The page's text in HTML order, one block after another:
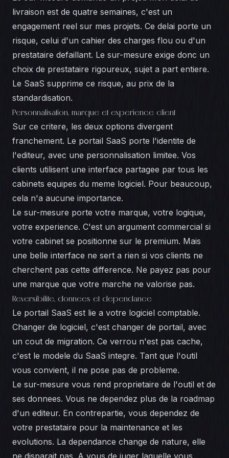
livraison est de quatre semaines, c'est un
engagement reel sur mes projets. Ce delai porte un
risque, celui d'un cahier des charges flou ou d'un
prestataire defaillant. Le sur-mesure exige donc un
choix de prestataire rigoureux, sujet a part entiere.
Le SaaS supprime ce risque, au prix de la
standardisation.
Personnalisation, marque et experience client
Sur ce critere, les deux options divergent
franchement. Le portail SaaS porte l'identite de
l'editeur, avec une personnalisation limitee. Vos
clients utilisent une interface partagee par tous les
cabinets equipes du meme logiciel. Pour beaucoup,
cela n'a aucune importance.
Le sur-mesure porte votre marque, votre logique,
votre experience. C'est un argument commercial si
votre cabinet se positionne sur le premium. Mais
une belle interface ne sert a rien si vos clients ne
cherchent pas cette difference. Ne payez pas pour
une marque que votre marche ne valorise pas.
Reversibilite, donnees et dependance
Le portail SaaS est lie a votre logiciel comptable.
Changer de logiciel, c'est changer de portail, avec
un cout de migration. Ce verrou n'est pas cache,
c'est le modele du SaaS integre. Tant que l'outil
vous convient, il ne pose pas de probleme.
Le sur-mesure vous rend proprietaire de l'outil et de
ses donnees. Vous ne dependez plus de la roadmap
d'un editeur. En contrepartie, vous dependez de
votre prestataire pour la maintenance et les
evolutions. La dependance change de nature, elle
ne disparait pas. A vous de juger laquelle vous